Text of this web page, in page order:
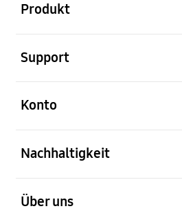
Produkt
Support
Konto
Nachhaltigkeit
Über uns